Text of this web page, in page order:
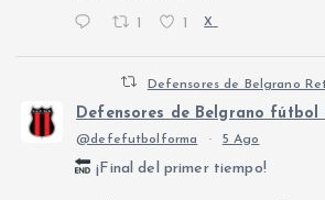
1 1 X
Defensores de Belgrano
Defensores de Belgrano
@defefutbolforma · 5 Ago
¡Final del primer tiempo!